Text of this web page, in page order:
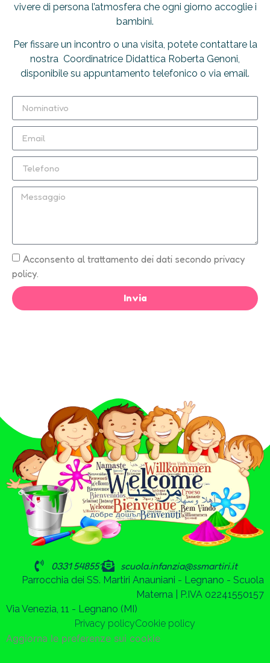
vivere di persona l’atmosfera che ogni giorno accoglie i
bambini.
Per fissare un incontro o una visita, potete contattare la
nostra Coordinatrice Didattica Roberta Genoni,
disponibile su appuntamento telefonico o via email.
Acconsento al trattamento dei dati secondo privacy
policy.
Invia
0331 548551 scuola.infanzia@ssmartiri.it
Parrocchia dei SS. Martiri Anauniani - Legnano - Scuola
Materna | P.IVA 02241550157
Via Venezia, 11 - Legnano (MI)
Privacy policyCookie policy
Aggiorna le preferenze sui cookie